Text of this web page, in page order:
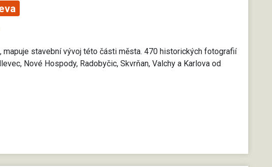
mapuje stavební vývoj této části města. 470 historických fotografií
Nové Hospody, Radobyčic, Skvrňan, Valchy a Karlova od